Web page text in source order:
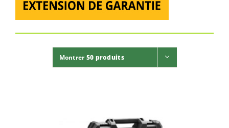
Montrer50 produits